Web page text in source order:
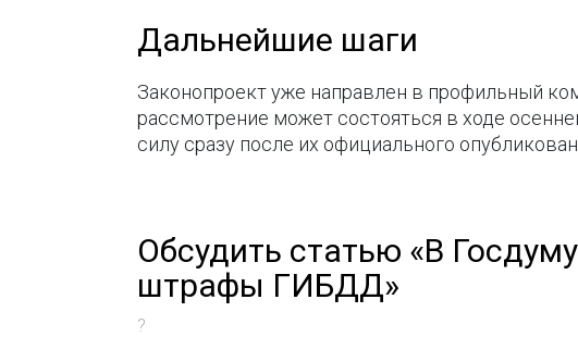
Дальнейшие шаги
Законопроект уже направлен в профильный
рассмотрение может состояться в ходе
силу сразу после их официального
Обсудить статью «В
штрафы ГИБДД»
?